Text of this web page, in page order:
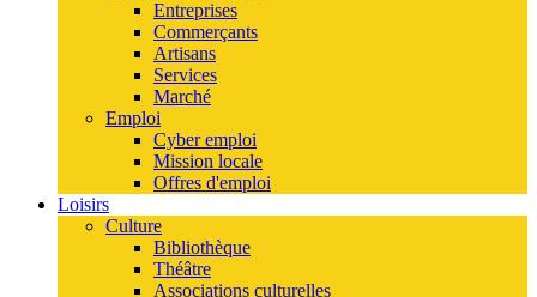
Entreprises
Commerçants
Artisans
Services
Marché
Emploi
Cyber emploi
Mission locale
Offres d'emploi
Loisirs
Culture
Bibliothèque
Théâtre
Associations culturelles